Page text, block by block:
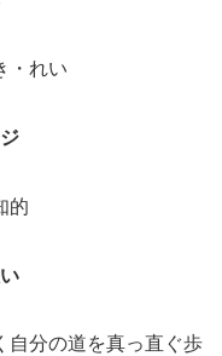
・れい
的
自分の道を真っ直ぐ歩